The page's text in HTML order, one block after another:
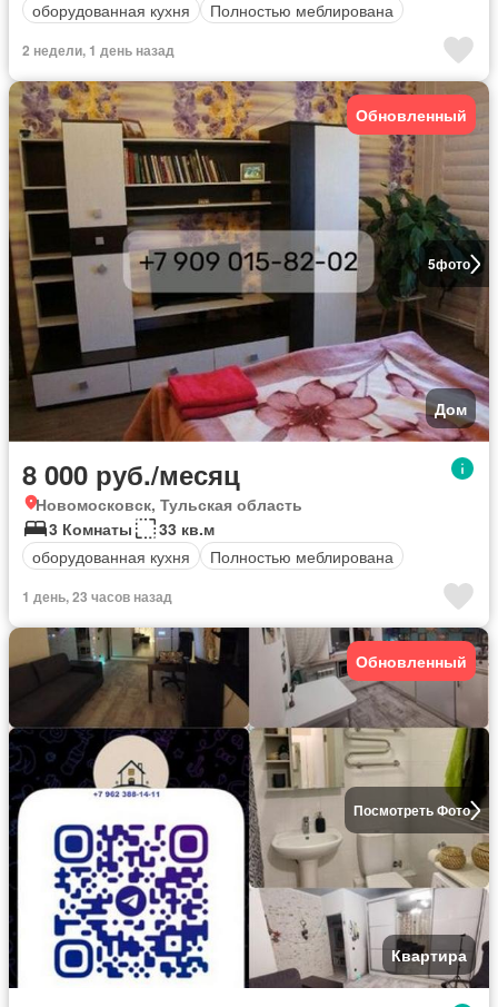
оборудованная кухня
Полностью меблирована
2 недели, 1 день назад
5фото
Обновленный
Дом
8 000 руб./месяц
Новомосковск, Тульская область
3 Комнаты
33 кв.м
оборудованная кухня
Полностью меблирована
1 день, 23 часов назад
Посмотреть Фото
Обновленный
Квартира